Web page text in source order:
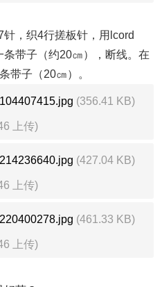
，织4行搓板针，用lcord
带子（约20㎝），断线。在
带子（20㎝）。
(356.41 KB)
上传)
(427.04 KB)
上传)
(461.33 KB)
上传)